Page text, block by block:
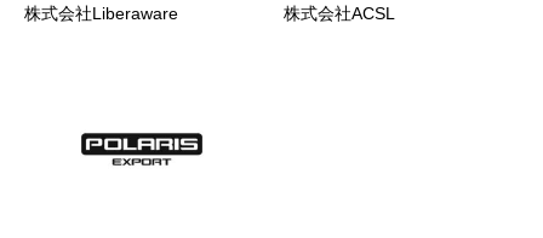
株式会社Liberaware 株式会社ACSL